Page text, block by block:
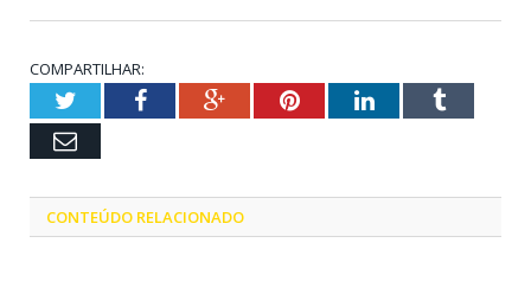
COMPARTILHAR:
TwitterFacebookGoogle+PinterestLinkedInTumblr
Email
CONTEÚDO RELACIONADO